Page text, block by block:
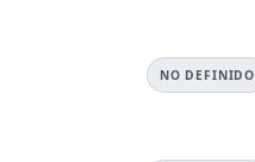
NO DEFINIDO